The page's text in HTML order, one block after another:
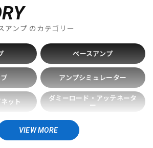
器
ヴィンテージ
Electronics Demeter
DV MARK EBS
Effects Bakery
ENGL EVH EX-Pro
Fender Japan
FRACTAL AUDIO SYSTEMS
FRYETTE
FunSounds Pro
GATOR Gibson
GR Bass
HIWATT HOTONE
JOYO J-Sound Garage
アンプ のカテゴリー
ベースアンプ
アンプシミュレーター
ット ダミーロード・アッテネータ
ー
スピーカーケーブル
VIEW MORE